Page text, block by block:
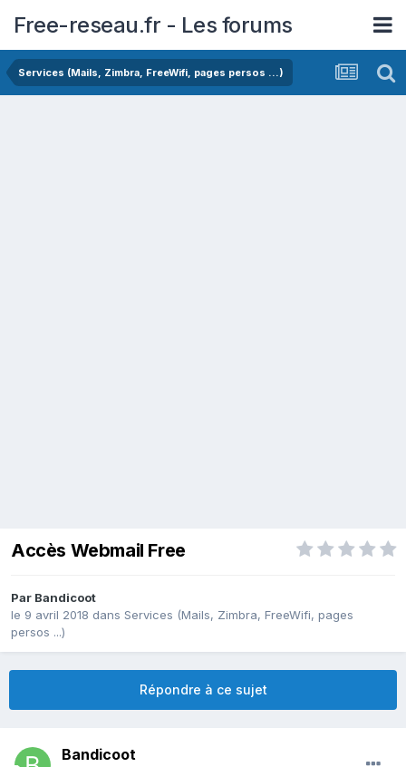
Free-reseau.fr - Les forums
Services (Mails, Zimbra, FreeWifi, pages persos ...)
Accès Webmail Free
Par Bandicoot
le 9 avril 2018 dans Services (Mails, Zimbra, FreeWifi, pages
persos ...)
Répondre à ce sujet
Bandicoot